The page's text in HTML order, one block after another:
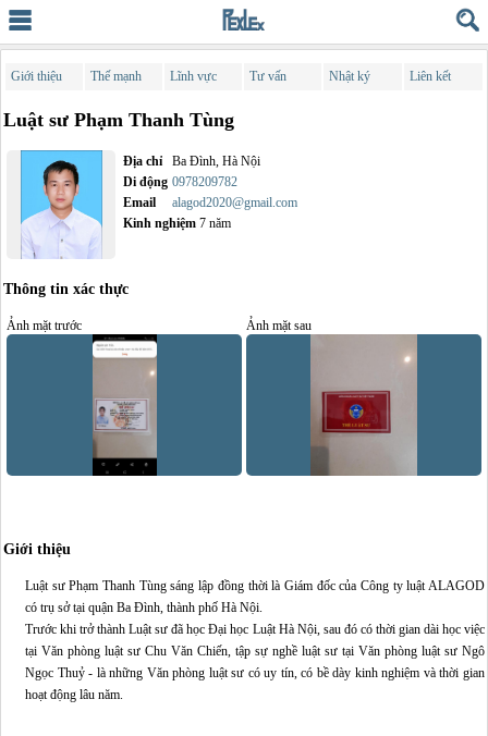
Giới thiệu Thế mạnh Lĩnh vực Tư vấn Nhật ký Liên kết
Luật sư Phạm Thanh Tùng
Địa chỉ
Ba Đình, Hà Nội
Di động 0978209782
Email
alagod2020@gmail.com
Kinh nghiệm 7 năm
Thông tin xác thực
Ảnh mặt trước Ảnh mặt sau
Giới thiệu
Luật sư Phạm Thanh Tùng sáng lập đồng thời là Giám đốc của Công ty luật ALAGOD
có trụ sở tại quận Ba Đình, thành phố Hà Nội.
Trước khi trở thành Luật sư đã học Đại học Luật Hà Nội, sau đó có thời gian dài học việc
tại Văn phòng luật sư Chu Văn Chiến, tập sự nghề luật sư tại Văn phòng luật sư Ngô
Ngọc Thuỷ - là những Văn phòng luật sư có uy tín, có bề dày kinh nghiệm và thời gian
hoạt động lâu năm.